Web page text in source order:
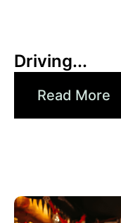
Driving...
Read More